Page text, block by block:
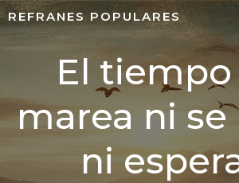
REFRANES POPULARES
El tiempo
marea ni se
ni